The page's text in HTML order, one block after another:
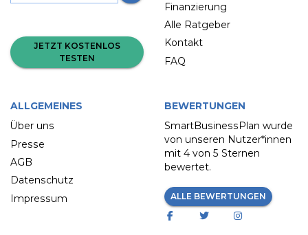
JETZT KOSTENLOS
TESTEN
Finanzierung
Alle Ratgeber
Kontakt
FAQ
ALLGEMEINES
Über uns
Presse
AGB
Datenschutz
Impressum
BEWERTUNGEN
SmartBusinessPlan wurde
von unseren Nutzer*innen
mit 4 von 5 Sternen
bewertet.
ALLE BEWERTUNGEN